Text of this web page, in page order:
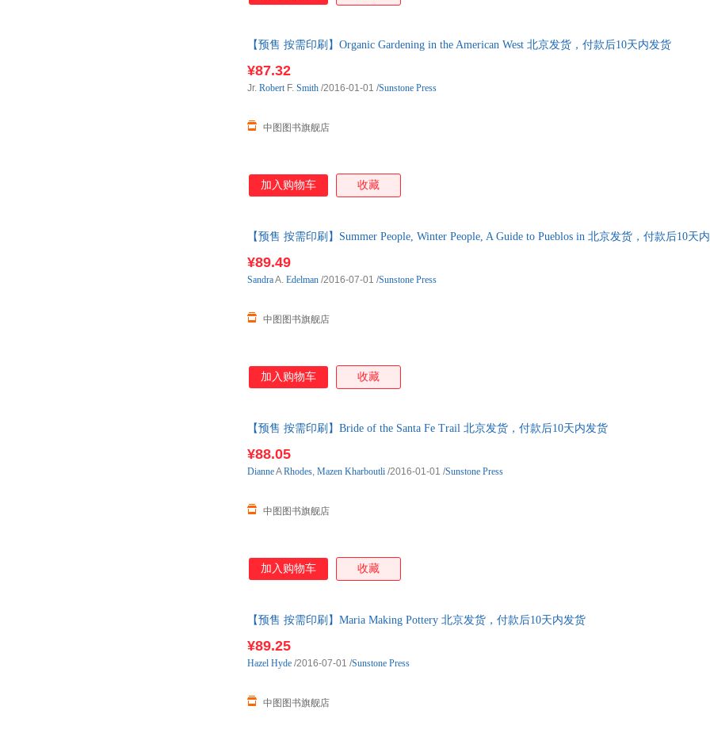
【预售 按需印刷】Organic Gardening in the American West 北京发货，付款后10天内发货
¥87.32
中图图书旗舰店
Jr. RobertF. Smith /2016-01-01 /Sunstone Press
加入购物车 收藏
【预售 按需印刷】Summer People, Winter People, A Guide to Pueblos in 北京发货，付款后10天
¥89.49
中图图书旗舰店
SandraA. Edelman /2016-07-01 /Sunstone Press
加入购物车 收藏
【预售 按需印刷】Bride of the Santa Fe Trail 北京发货，付款后10天内发货
¥88.05
中图图书旗舰店
DianneARhodes, Mazen Kharboutli /2016-01-01 /Sunstone Press
加入购物车 收藏
【预售 按需印刷】Maria Making Pottery 北京发货，付款后10天内发货
¥89.25
中图图书旗舰店
Hazel Hyde /2016-07-01 /Sunstone Press